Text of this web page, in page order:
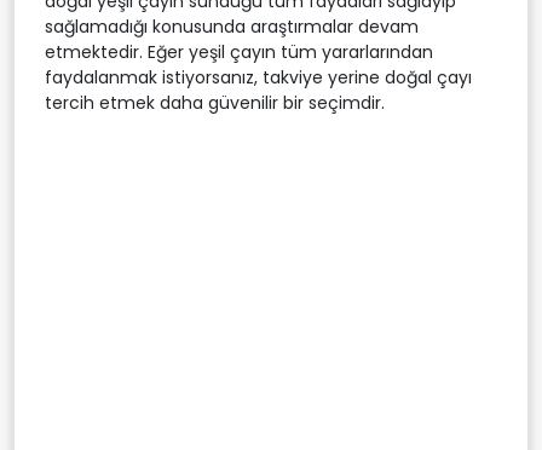
sağlamadığı konusunda araştırmalar devam
etmektedir. Eğer yeşil çayın tüm yararlarından
faydalanmak istiyorsanız, takviye yerine doğal çayı
tercih etmek daha güvenilir bir seçimdir.